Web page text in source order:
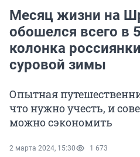
Месяц жизни на
обошелся всего в
колонка
суровой зимы
Опытная
что нужно учесть, и
можно сэкономить
2 марта 2024, 15:30 1 673